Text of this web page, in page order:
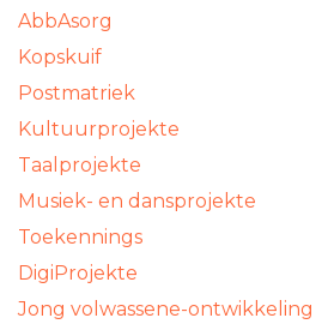
AbbAsorg
Kopskuif
Postmatriek
Kultuurprojekte
Taalprojekte
Musiek- en dansprojekte
Toekennings
DigiProjekte
Jong volwassene-ontwikkeling